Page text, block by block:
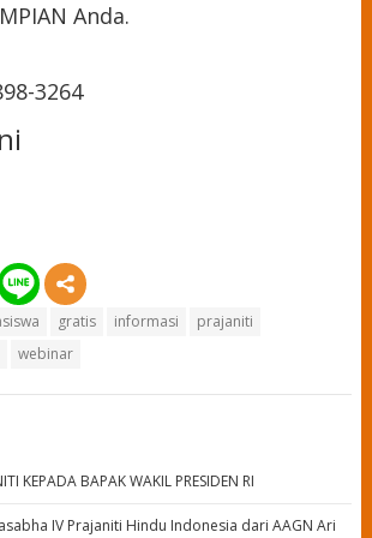
Anda.
3264
gratis informasi
prajaniti
webinar
KEPADA BAPAK WAKIL PRESIDEN RI
IV Prajaniti Hindu Indonesia dari AAGN Ari